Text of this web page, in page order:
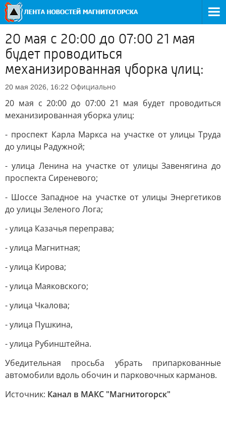
20 мая с 20:00 до 07:00 21 мая
будет проводиться
механизированная уборка улиц:
20 мая 2026, 16:22 Официально
20 мая с 20:00 до 07:00 21 мая будет проводиться
механизированная уборка улиц:
- проспект Карла Маркса на участке от улицы Труда
до улицы Радужной;
- улица Ленина на участке от улицы Завенягина до
проспекта Сиреневого;
- Шоссе Западное на участке от улицы Энергетиков
до улицы Зеленого Лога;
- улица Казачья переправа;
- улица Магнитная;
- улица Кирова;
- улица Маяковского;
- улица Чкалова;
- улица Пушкина,
- улица Рубинштейна.
Убедительная просьба убрать припаркованные
автомобили вдоль обочин и парковочных карманов.
Источник: Канал в МАКС "Магнитогорск"